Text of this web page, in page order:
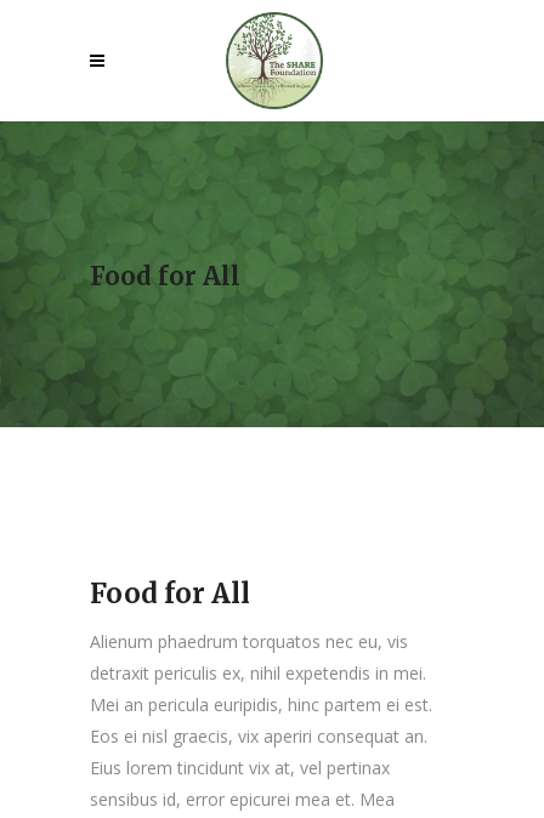
Food for All
Food for All
Alienum phaedrum torquatos nec eu, vis
detraxit periculis ex, nihil expetendis in mei.
Mei an pericula euripidis, hinc partem ei est.
Eos ei nisl graecis, vix aperiri consequat an.
Eius lorem tincidunt vix at, vel pertinax
sensibus id, error epicurei mea et. Mea